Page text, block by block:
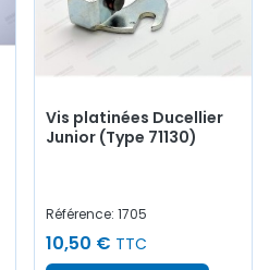
Vis platinées Ducellier
Junior (Type 71130)
Référence: 1705
10,50 € TTC